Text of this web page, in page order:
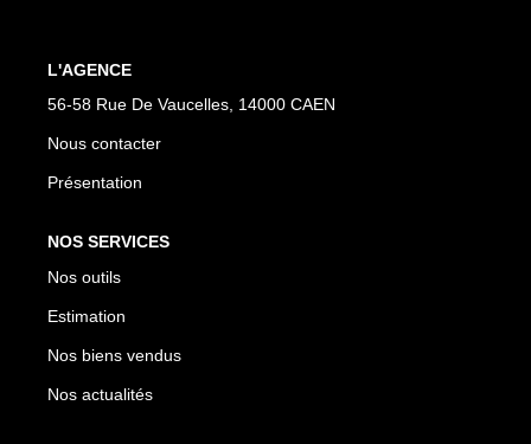
L'AGENCE
56-58 Rue De Vaucelles, 14000 CAEN
Nous contacter
Présentation
NOS SERVICES
Nos outils
Estimation
Nos biens vendus
Nos actualités